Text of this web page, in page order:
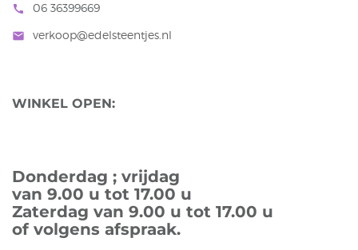
call 06 36399669
mail verkoop@edelsteentjes.nl
WINKEL OPEN:
Donderdag ; vrijdag
van 9.00 u tot 17.00 u
Zaterdag van 9.00 u tot 17.00 u
of volgens afspraak.